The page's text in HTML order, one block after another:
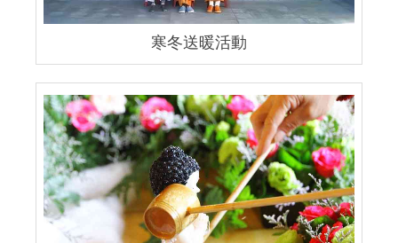
寒冬送暖活動